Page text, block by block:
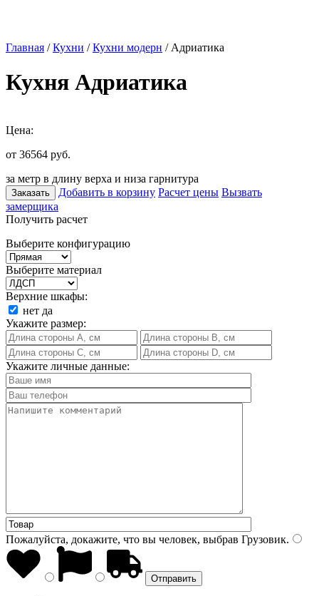
Главная /Кухни /Кухни модерн / Адриатика
Кухня Адриатика
Цена:
от 36564 руб.
за метр в длину верха и низа гарнитура
Заказать Добавить в корзину Расчет цены Вызвать
замерщика
Получить расчет
Выберите конфигурацию
Выберите материал
Верхние шкафы:
нет да
Укажите размер:
Укажите личные данные:
Пожалуйста, докажите, что вы человек, выбрав Грузовик.